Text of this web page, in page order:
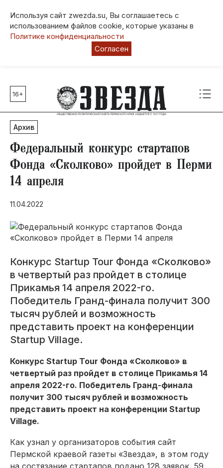
Используя сайт zwezda.su, Вы соглашаетесь с
использованием файлов cookie, которые указаны в
Политике конфиденциальности
Согласен
Главные темы
80 лет Победы
Молодежная столица РФ
СВО
Выборы в Пермском крае
Социальная поддержка
Инфраструктура
Благоустройство
16+
Архив
Федеральный конкурс стартапов
Фонда «Сколково» пройдет в Перми
14 апреля
11.04.2022
Конкурс Startup Tour Фонда «Сколково»
в четвертый раз пройдет в столице
Прикамья 14 апреля 2022-го.
Победитель Гранд-финала получит 300
тысяч рублей и возможность
представить проект на конференции
Startup Village.
Конкурс Startup Tour Фонда «Сколково» в
четвертый раз пройдет в столице Прикамья 14
апреля 2022-го. Победитель Гранд-финала
получит 300 тысяч рублей и возможность
представить проект на конференции Startup
Village.
Как узнал у организаторов события сайт
Пермской краевой газеты «Звезда», в этом году
на состязание стартапов подано 128 заявок, 59